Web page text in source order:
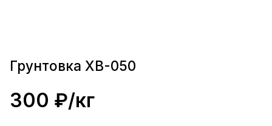
Грунтовка ХВ-050
300 ₽/кг